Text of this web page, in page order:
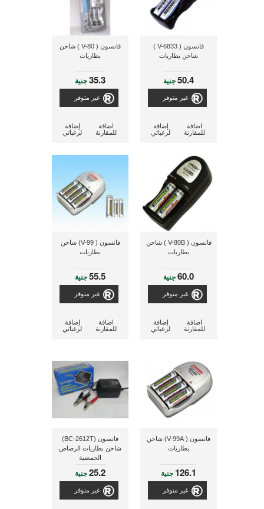
فانسون ( V-6833 )
شاحن بطاريات
50.4جنية
غير متوفر
إضافة
لرغباتي
اضافة
للمقارنة
فانسون ( V-80 ) شاحن
بطاريات
35.3جنية
غير متوفر
إضافة
لرغباتي
اضافة
للمقارنة
فانسون ( V-80B ) شاحن
بطاريات
60.0جنية
غير متوفر
إضافة
لرغباتي
اضافة
للمقارنة
فانسون ( V-99) شاحن
بطاريات
55.5جنية
غير متوفر
إضافة
لرغباتي
اضافة
للمقارنة
فانسون ( V-99A) شاحن
بطاريات
126.1 جنية
غير متوفر
فانسون (BC-2612T)
شاحن بطاريات الرصاص
الحمضية
25.2جنية
غير متوفر